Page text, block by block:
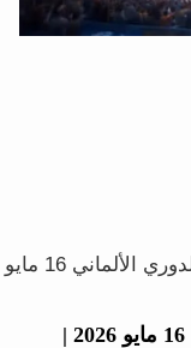
ملخص مباراة ماينز ضد هايدنهايم 0 - 2 | الدوري الألماني 16 مايو
16 مايو 2026 |